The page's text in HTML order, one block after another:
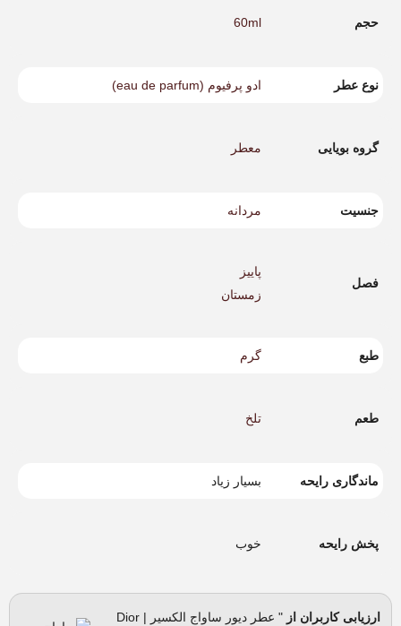
حجم 60ml
نوع عطر ادو پرفیوم (eau de parfum)
گروه بویایی معطر
جنسیت مردانه
فصل
پاییز
زمستان
طبع گرم
طعم تلخ
ماندگاری رایحه بسیار زیاد
پخش رایحه خوب
ارزیابی کاربران از
" عطر دیور ساواج الکسیر | Dior